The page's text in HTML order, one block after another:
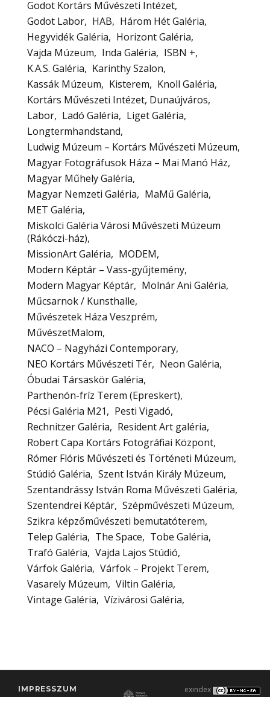
Godot Kortárs Művészeti Intézet
Godot Labor
HAB
Három Hét Galéria
Hegyvidék Galéria
Horizont Galéria
Vajda Múzeum
Inda Galéria
ISBN +
K.A.S. Galéria
Karinthy Szalon
Kassák Múzeum
Kisterem
Knoll Galéria
Kortárs Művészeti Intézet, Dunaújváros
Labor
Ladó Galéria
Liget Galéria
Longtermhandstand
Ludwig Múzeum – Kortárs Művészeti Múzeum
Magyar Fotográfusok Háza – Mai Manó Ház
Magyar Műhely Galéria
Magyar Nemzeti Galéria
MaMű Galéria
MET Galéria
Miskolci Galéria Városi Művészeti Múzeum
(Rákóczi-ház)
MissionArt Galéria
MODEM
Modern Képtár – Vass-gyűjtemény
Modern Magyar Képtár
Molnár Ani Galéria
Műcsarnok / Kunsthalle
Művészetek Háza Veszprém
MűvészetMalom
NACO – Nagyházi Contemporary
NEO Kortárs Művészeti Tér
Neon Galéria
Óbudai Társaskör Galéria
Parthenón-fríz Terem (Epreskert)
Pécsi Galéria M21
Pesti Vigadó
Rechnitzer Galéria
Resident Art galéria
Robert Capa Kortárs Fotográfiai Központ
Rómer Flóris Művészeti és Történeti Múzeum
Stúdió Galéria
Szent István Király Múzeum
Szentandrássy István Roma Művészeti Galéria
Szentendrei Képtár Szépművészeti Múzeum
Szikra képzőművészeti bemutatóterem
Telep Galéria
The Space
Tobe Galéria
Trafó Galéria
Vajda Lajos Stúdió
Várfok Galéria
Várfok – Projekt Terem
Vasarely Múzeum
Viltin Galéria
Vintage Galéria
Vízivárosi Galéria
IMPRESSZUM
exindex